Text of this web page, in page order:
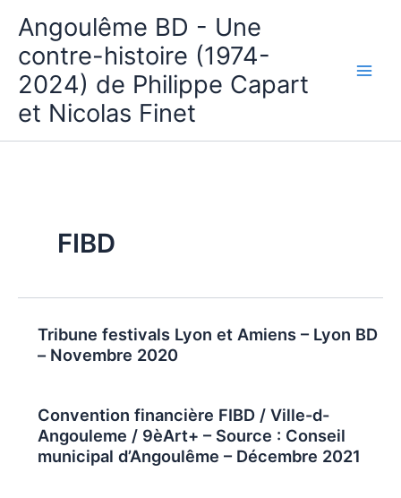
contenu
Angoulême BD - Une
contre-histoire (1974-
2024) de Philippe Capart
et Nicolas Finet
FIBD
Tribune festivals Lyon et Amiens – Lyon BD
– Novembre 2020
Convention financière FIBD / Ville-d-
Angouleme / 9èArt+ – Source : Conseil
municipal d’Angoulême – Décembre 2021